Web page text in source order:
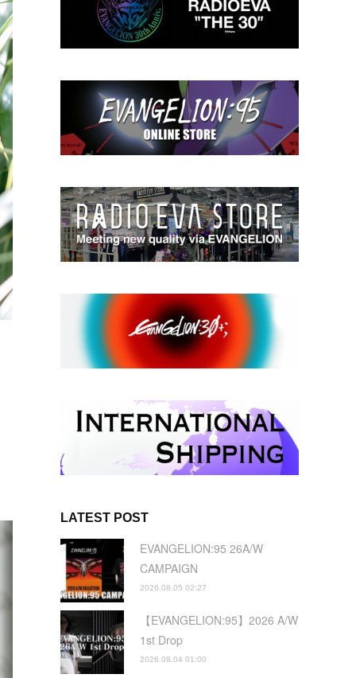
LATEST POST
EVANGELION:95 26A/W
CAMPAIGN
2026.08.05 02:27
【EVANGELION:95】2026 A/W
1st Drop
2026.08.04 01:00